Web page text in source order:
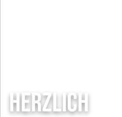
HERZLICH